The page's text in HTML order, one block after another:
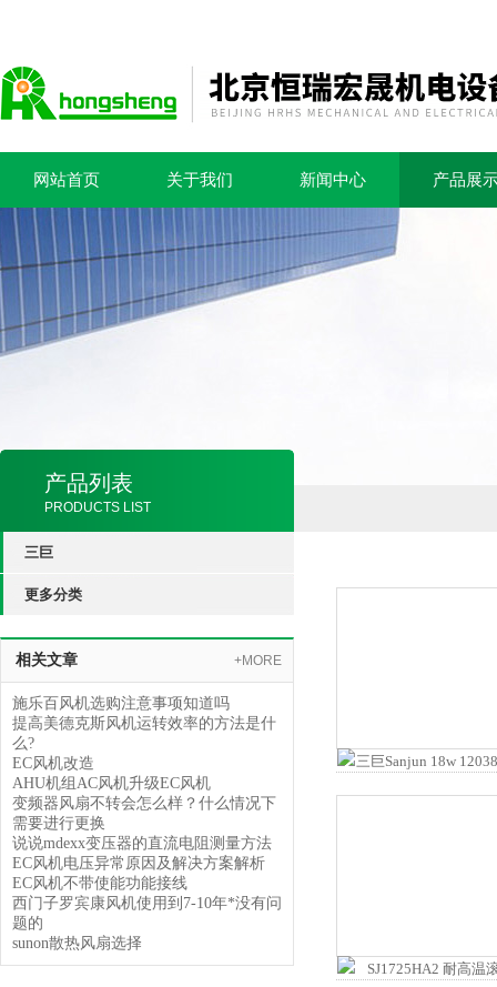
网站首页 关于我们 新闻中心 产品展
产品列表
PRODUCTS LIST
三巨
更多分类
相关文章 +MORE
施乐百风机选购注意事项知道吗
提高美德克斯风机运转效率的方法是什
么?
EC风机改造
AHU机组AC风机升级EC风机
变频器风扇不转会怎么样？什么情况下
需要进行更换
说说mdexx变压器的直流电阻测量方法
EC风机电压异常原因及解决方案解析
EC风机不带使能功能接线
西门子罗宾康风机使用到7-10年*没有问
题的
sunon散热风扇选择